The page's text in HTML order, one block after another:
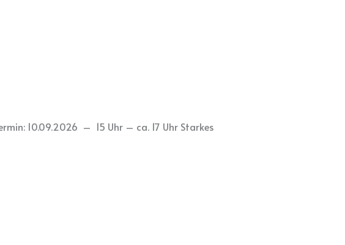
10.09.2026 – 15 Uhr – ca. 17 Uhr Starkes